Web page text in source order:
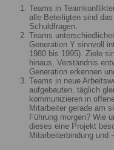
Teams in
alle Beteiligten sind
Schuldfragen.
Teams
Generation Y sinnvoll
1980 bis 1995). Ziele
hinaus, Verständnis
Generation erkennen
Teams in neue
aufgebauten, täglich
kommunizieren in
Mitarbeiter gerade am
Führung morgen? Wie
dieses eine Projekt
Mitarbeiterbindung und